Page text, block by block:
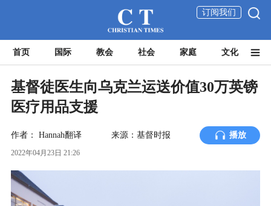
订阅我们
首页 国际 教会 社会 家庭 文化
基督徒医生向乌克兰运送价值30万英镑
医疗用品支援
作者： Hannah翻译 来源：基督时报 播放
2022年04月23日 21:26